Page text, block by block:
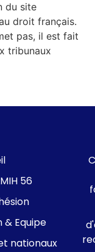
du site
droit français.
pas, il est fait
tribunaux
56
& Equipe
nationaux